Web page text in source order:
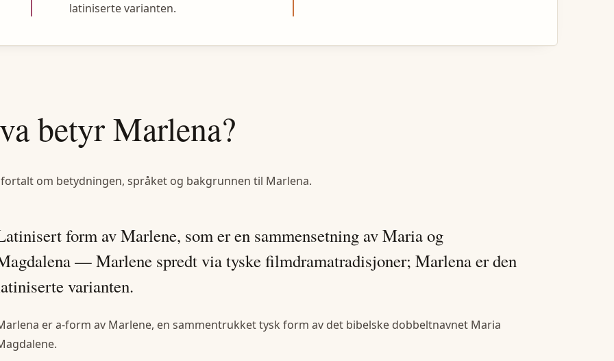
latiniserte varianten.
betyrMarlena?
om betydningen, språket og bakgrunnen til Marlena.
form av Marlene, som er en sammensetning av Maria og
— Marlene spredt via tyske filmdramatradisjoner; Marlena er den
varianten.
er a-form av Marlene, en sammentrukket tysk form av det bibelske dobbeltnavnet Maria